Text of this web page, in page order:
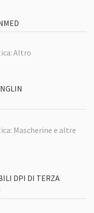
Altro
Mascherine e altre
DPI DI TERZA